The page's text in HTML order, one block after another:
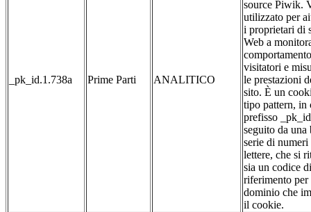
_pk_id.1.738a Prime Parti ANALITICO
source Piwik.
utilizzato per
i proprietari di
Web a
visitatori e
le prestazioni
sito. È un
tipo pattern, in
prefisso
seguito da una
serie di numeri
lettere, che si
sia un codice di
riferimento
dominio che
il cookie.